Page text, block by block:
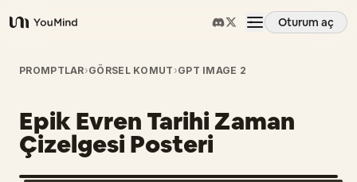
YouMind
Oturum aç
Genel Bakış
Kullanım Senaryoları
Beceriler
PROMPTLAR›GÖRSEL KOMUT ›GPT IMAGE 2
Epik Evren Tarihi Zaman
Çizelgesi Posteri